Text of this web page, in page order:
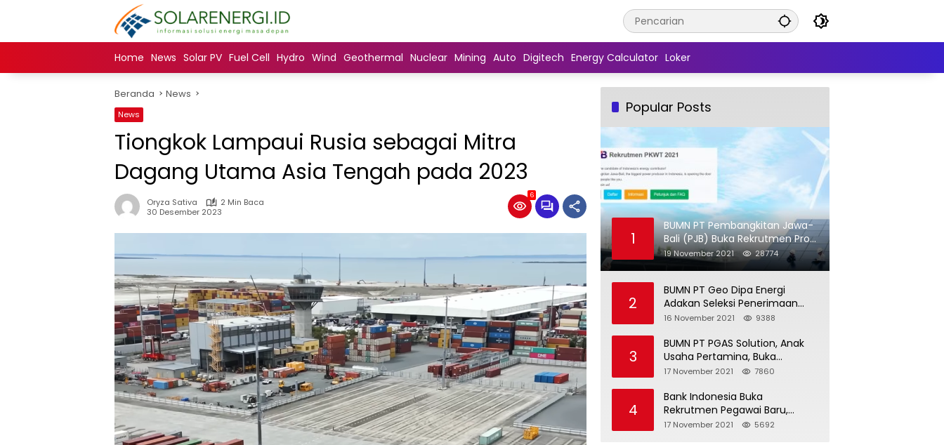
Home News Solar PV Fuel Cell Hydro Wind Geothermal Nuclear Mining Auto Digitech Energy Calculator Loker
Beranda News
News
Tiongkok Lampaui Rusia sebagai Mitra
Dagang Utama Asia Tengah pada 2023
Oryza Sativa
2 Min Baca
30 Desember 2023
6
Popular Posts
1
BUMN PT Pembangkitan Jawa-
Bali (PJB) Buka Rekrutmen Pro
Hire (PKWT)
19 November 2021 28774
2
BUMN PT Geo Dipa Energi
Adakan Seleksi Penerimaan
Pegawai Baru
16 November 2021 9388
3
BUMN PT PGAS Solution, Anak
Usaha Pertamina, Buka
Rekrutmen Pegawai Baru
17 November 2021 7860
4
Bank Indonesia Buka
Rekrutmen Pegawai Baru,
Tersedia 37 Posisi
17 November 2021 5692